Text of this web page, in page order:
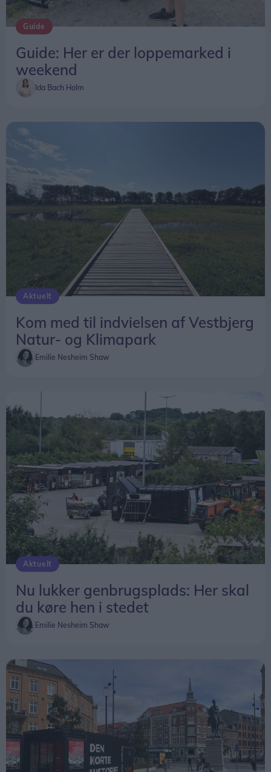
Hvor: Vester Hassing Bypark,
Rolighedsvej/Krogensvej/Fanøevej, 9310 Vodskov
Entré: Gratis
Vis mere
Guide
Guide: Her er der loppemarked i
weekend
Ida Bach Holm
Aktuelt
Kom med til indvielsen af Vestbjerg
Natur- og Klimapark
Emilie Nesheim Shaw
Aktuelt
Nu lukker genbrugsplads: Her skal
du køre hen i stedet
Emilie Nesheim Shaw